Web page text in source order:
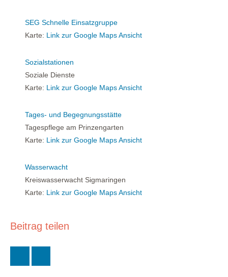
SEG Schnelle Einsatzgruppe
Karte: Link zur Google Maps Ansicht
Sozialstationen
Soziale Dienste
Karte: Link zur Google Maps Ansicht
Tages- und Begegnungsstätte
Tagespflege am Prinzengarten
Karte: Link zur Google Maps Ansicht
Wasserwacht
Kreiswasserwacht Sigmaringen
Karte: Link zur Google Maps Ansicht
Beitrag teilen